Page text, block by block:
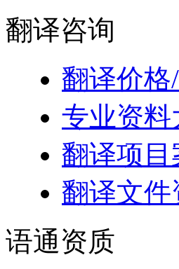
翻译咨询
翻译价
专业资
翻译项目
翻译文
语通资质